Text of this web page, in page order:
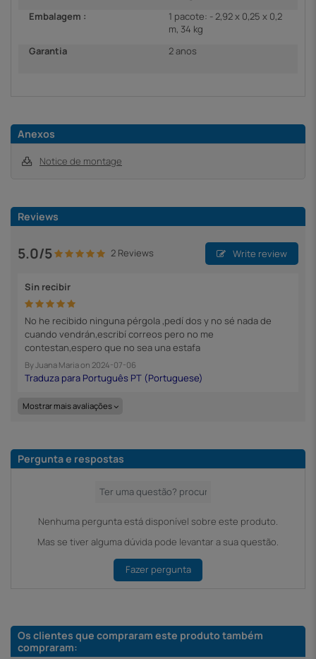
Embalagem :
1 pacote: - 2,92 x 0,25 x 0,2
m, 34 kg
Garantia
2 anos
Anexos
Notice de montage
Reviews
5.0/5 2 Reviews Write review
Sin recibir
No he recibido ninguna pérgola ,pedí dos y no sé nada de
cuando vendrán,escribí correos pero no me
contestan,espero que no sea una estafa
ByJuana Mariaon 2024-07-06
Mostrar mais avaliações
Pergunta e respostas
Nenhuma pergunta está disponível sobre este produto.
Mas se tiver alguma dúvida pode levantar a sua questão.
Fazer pergunta
Os clientes que compraram este produto também
compraram: